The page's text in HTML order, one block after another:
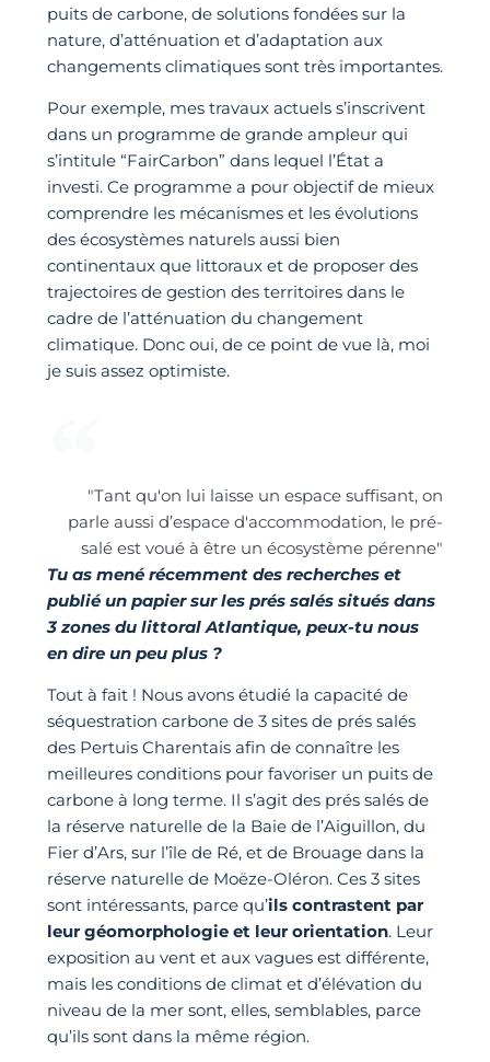
puits de carbone, de solutions fondées sur la
nature, d’atténuation et d’adaptation aux
changements climatiques sont très importantes.
Pour exemple, mes travaux actuels s’inscrivent
dans un programme de grande ampleur qui
s’intitule “FairCarbon” dans lequel l’État a
investi. Ce programme a pour objectif de mieux
comprendre les mécanismes et les évolutions
des écosystèmes naturels aussi bien
continentaux que littoraux et de proposer des
trajectoires de gestion des territoires dans le
cadre de l’atténuation du changement
climatique. Donc oui, de ce point de vue là, moi
je suis assez optimiste.
"Tant qu'on lui laisse un espace suffisant, on
parle aussi d’espace d'accommodation, le pré-
salé est voué à être un écosystème pérenne"
Tu as mené récemment des recherches et
publié un papier sur les prés salés situés dans
3 zones du littoral Atlantique, peux-tu nous
en dire un peu plus ?
Tout à fait ! Nous avons étudié la capacité de
séquestration carbone de 3 sites de prés salés
des Pertuis Charentais afin de connaître les
meilleures conditions pour favoriser un puits de
carbone à long terme. Il s’agit des prés salés de
la réserve naturelle de la Baie de l’Aiguillon, du
Fier d’Ars, sur l’île de Ré, et de Brouage dans la
réserve naturelle de Moëze-Oléron. Ces 3 sites
sont intéressants, parce qu’ils contrastent par
leur géomorphologie et leur orientation. Leur
exposition au vent et aux vagues est différente,
mais les conditions de climat et d’élévation du
niveau de la mer sont, elles, semblables, parce
qu’ils sont dans la même région.